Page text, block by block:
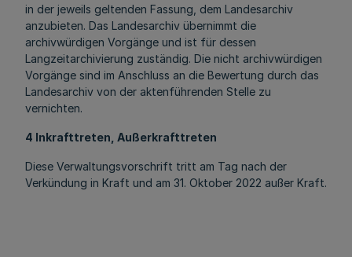
in der jeweils geltenden Fassung, dem Landesarchiv
anzubieten. Das Landesarchiv übernimmt die
archivwürdigen Vorgänge und ist für dessen
Langzeitarchivierung zuständig. Die nicht archivwürdigen
Vorgänge sind im Anschluss an die Bewertung durch das
Landesarchiv von der aktenführenden Stelle zu
vernichten.
4 Inkrafttreten, Außerkrafttreten
Diese Verwaltungsvorschrift tritt am Tag nach der
Verkündung in Kraft und am 31. Oktober 2022 außer Kraft.